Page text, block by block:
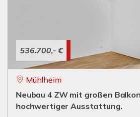
536.700,- €
Mühlheim
Neubau 4 ZW mit großen
hochwertiger Ausstattung.